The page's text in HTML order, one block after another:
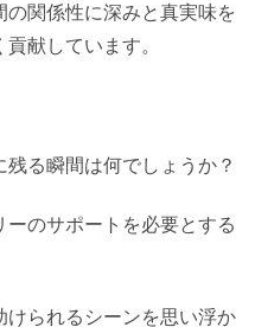
関係性に深みと真実味を
献しています。
る瞬間は何でしょうか？
のサポートを必要とする
られるシーンを思い浮か